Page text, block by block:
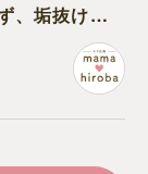
、垢抜けた
るのかと嘆